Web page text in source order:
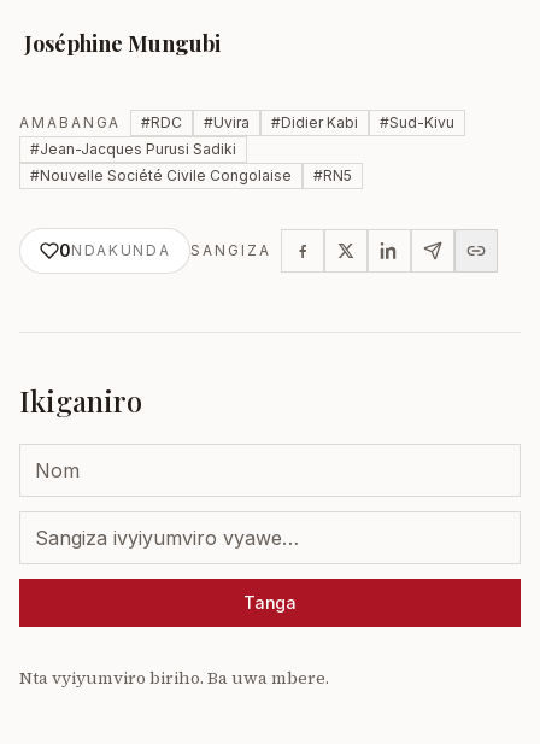
Joséphine Mungubi
AMABANGA #RDC #Uvira #Didier Kabi #Sud-Kivu
#Jean-Jacques Purusi Sadiki
#Nouvelle Société Civile Congolaise #RN5
0NDAKUNDA SANGIZA
Ikiganiro
Tanga
Nta vyiyumviro biriho. Ba uwa mbere.